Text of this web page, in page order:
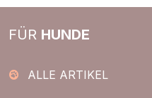
FÜR HUNDE
ALLE ARTIKEL